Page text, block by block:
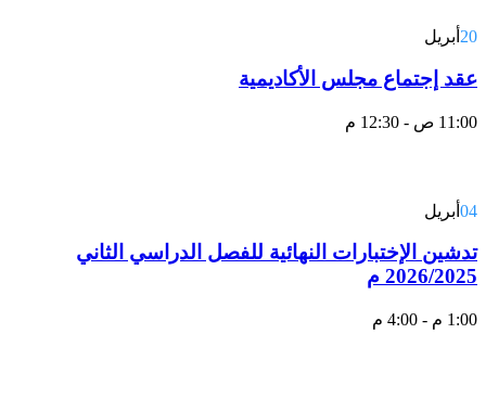
20 أبريل
عقد إجتماع مجلس الأكاديمية
11:00 ص - 12:30 م
04 أبريل
تدشين الإختبارات النهائية للفصل الدراسي الثاني
2026/2025 م
1:00 م - 4:00 م